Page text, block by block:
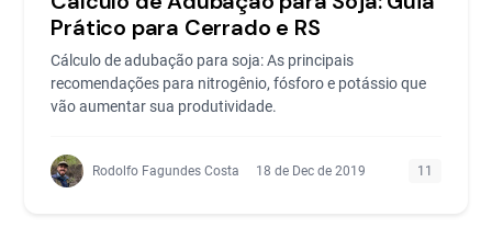
Prático para Cerrado e RS
Cálculo de adubação para soja: As principais
recomendações para nitrogênio, fósforo e potássio que
vão aumentar sua produtividade.
Rodolfo Fagundes Costa 18 de Dec de 2019 11